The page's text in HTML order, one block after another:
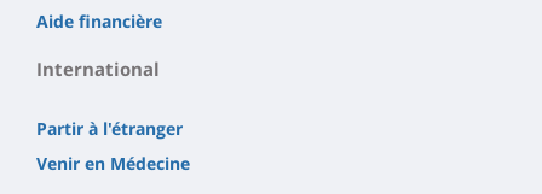
Aide financière
International
Partir à l'étranger
Venir en Médecine